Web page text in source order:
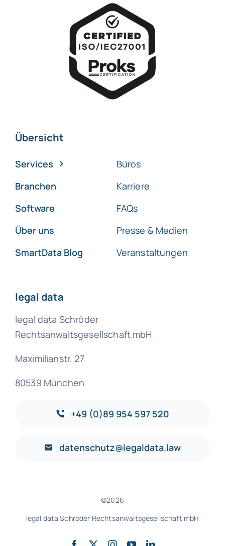
Übersicht
Services
Branchen
Software
Über uns
SmartData Blog
Büros
Karriere
FAQs
Presse & Medien
Veranstaltungen
legal data
legal data Schröder
Rechtsanwaltsgesellschaft mbH
Maximilianstr. 27
80539 München
+49 (0)89 954 597 520
datenschutz@legaldata.law
©2026
legal data Schröder Rechtsanwaltsgesellschaft mbH